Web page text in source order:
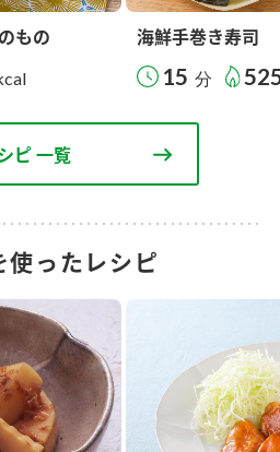
もの 海鮮手巻き寿司
15 分
ピ 一覧
使ったレシピ